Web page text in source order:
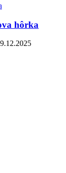
hôrka